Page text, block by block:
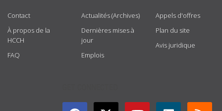
Contact
À propos de la
HCCH
FAQ
Actualités (Archives)
Dernières mises à
jour
Emplois
Appels d'offres
Plan du site
Avis juridique